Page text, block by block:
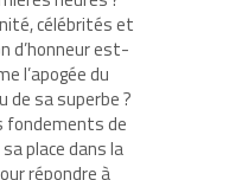
célébrités et
d’honneur est-
l’apogée du
sa superbe ?
fondements de
place dans la
répondre à